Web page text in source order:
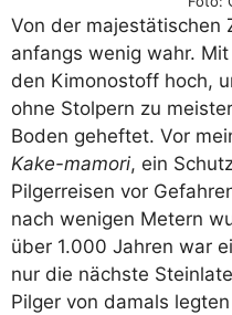
Von der majestätischen
anfangs wenig wahr.
den Kimonostoff hoch,
ohne Stolpern zu
Boden geheftet. Vor
Kake-mamori, ein
Pilgerreisen vor
nach wenigen Metern
über 1.000 Jahren war
nur die nächste
Pilger von damals